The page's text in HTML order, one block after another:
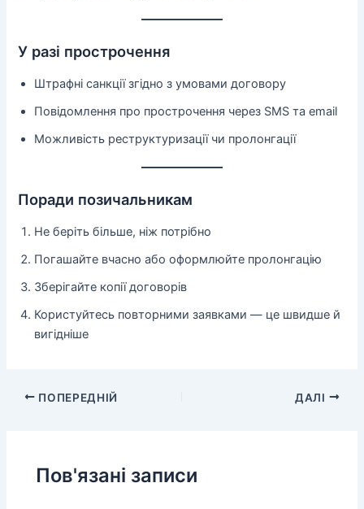
У разі прострочення
Штрафні санкції згідно з умовами договору
Повідомлення про прострочення через SMS та email
Можливість реструктуризації чи пролонгації
Поради позичальникам
Не беріть більше, ніж потрібно
Погашайте вчасно або оформлюйте пролонгацію
Зберігайте копії договорів
Користуйтесь повторними заявками — це швидше й
вигідніше
ПОПЕРЕДНІЙ ДАЛІ
Пов'язані записи